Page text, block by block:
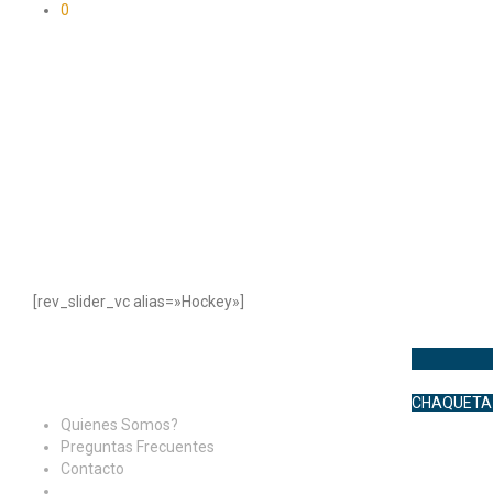
0
[rev_slider_vc alias=»Hockey»]
Quienes Somos?
Preguntas Frecuentes
Contacto